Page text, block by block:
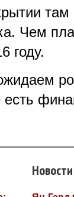
там
Чем
году.